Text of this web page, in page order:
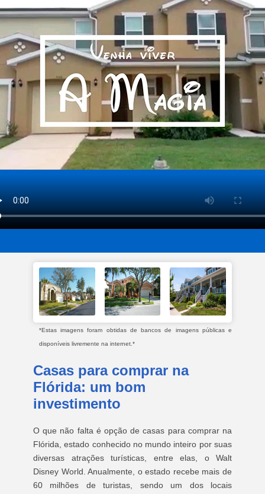
*Estas imagens foram obtidas de bancos de imagens públicas e
disponíveis livremente na internet.*
Casas para comprar na
Flórida: um bom
investimento
O que não falta é opção de casas para comprar na
Flórida, estado conhecido no mundo inteiro por suas
diversas atrações turísticas, entre elas, o Walt
Disney World. Anualmente, o estado recebe mais de
60 milhões de turistas, sendo um dos locais